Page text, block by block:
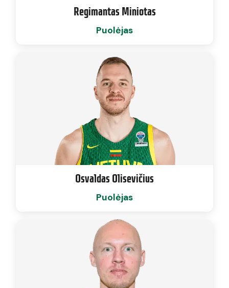
Regimantas Miniotas
Puolėjas
Osvaldas Olisevičius
Puolėjas